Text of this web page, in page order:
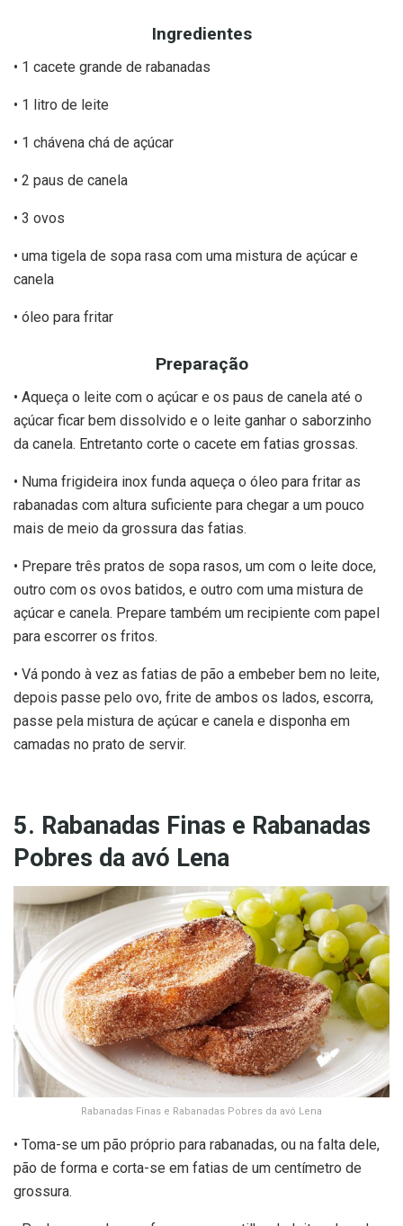
Ingredientes
• 1 cacete grande de rabanadas
• 1 litro de leite
• 1 chávena chá de açúcar
• 2 paus de canela
• 3 ovos
• uma tigela de sopa rasa com uma mistura de açúcar e
canela
• óleo para fritar
Preparação
• Aqueça o leite com o açúcar e os paus de canela até o
açúcar ficar bem dissolvido e o leite ganhar o saborzinho
da canela. Entretanto corte o cacete em fatias grossas.
• Numa frigideira inox funda aqueça o óleo para fritar as
rabanadas com altura suficiente para chegar a um pouco
mais de meio da grossura das fatias.
• Prepare três pratos de sopa rasos, um com o leite doce,
outro com os ovos batidos, e outro com uma mistura de
açúcar e canela. Prepare também um recipiente com papel
para escorrer os fritos.
• Vá pondo à vez as fatias de pão a embeber bem no leite,
depois passe pelo ovo, frite de ambos os lados, escorra,
passe pela mistura de açúcar e canela e disponha em
camadas no prato de servir.
5. Rabanadas Finas e Rabanadas
Pobres da avó Lena
Rabanadas Finas e Rabanadas Pobres da avó Lena
• Toma-se um pão próprio para rabanadas, ou na falta dele,
pão de forma e corta-se em fatias de um centímetro de
grossura.